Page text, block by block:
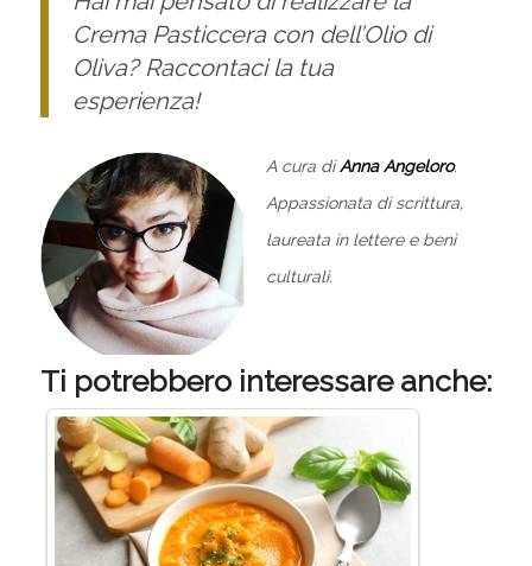
Crema Pasticcera con dell’Olio di
Oliva? Raccontaci la tua
esperienza!
A cura diAnna Angeloro.
Appassionata di scrittura,
laureata in lettere e beni
culturali.
Ti potrebbero interessare anche: